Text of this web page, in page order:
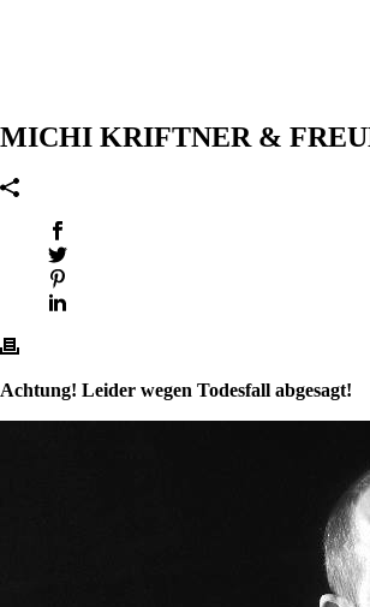
MICHI KRIFTNER &
Achtung! Leider wegen Todesfall abgesagt!